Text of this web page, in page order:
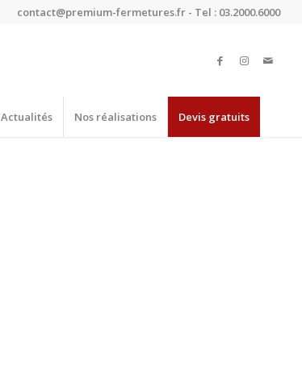
contact@premium-fermetures.fr - Tel : 03.2000.6000
Actualités Nos réalisations Devis gratuits